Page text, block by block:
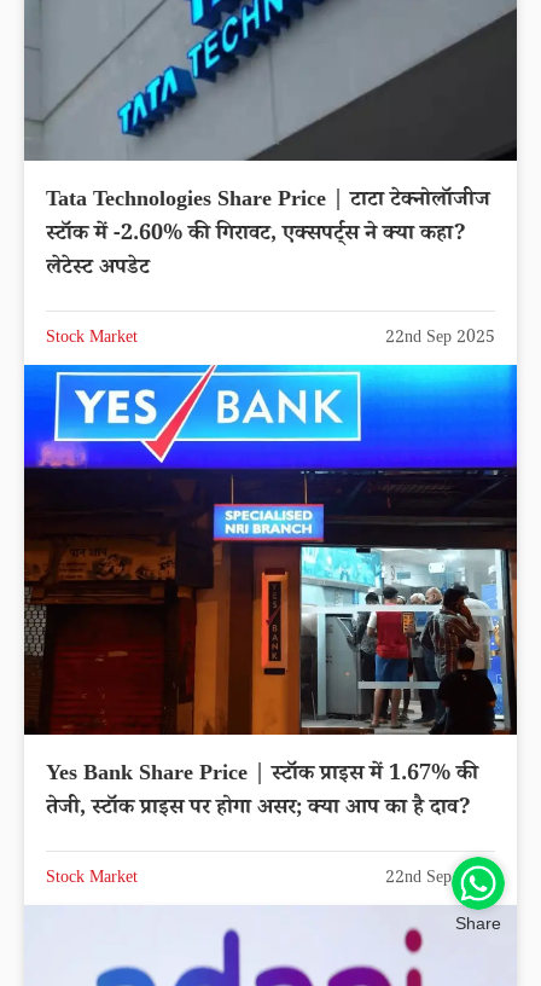
Tata Technologies Share Price | टाटा टेक्नोलॉजीज
स्टॉक में -2.60% की गिरावट, एक्सपर्ट्स ने क्या कहा?
लेटेस्ट अपडेट
Stock Market 22nd Sep 2025
Yes Bank Share Price | स्टॉक प्राइस में 1.67% की
तेजी, स्टॉक प्राइस पर होगा असर; क्या आप का है दाव?
Stock Market 22nd Sep 2025
Share